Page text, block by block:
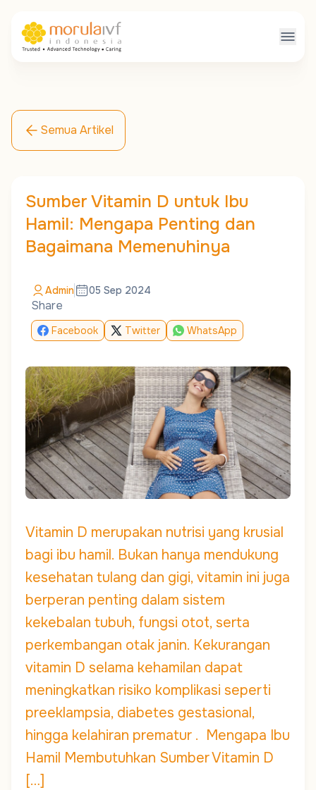
Semua Artikel
Sumber Vitamin D untuk Ibu
Hamil: Mengapa Penting dan
Bagaimana Memenuhinya
Admin 05 Sep 2024
Share
Facebook Twitter WhatsApp
Vitamin D merupakan nutrisi yang krusial
bagi ibu hamil. Bukan hanya mendukung
kesehatan tulang dan gigi, vitamin ini juga
berperan penting dalam sistem
kekebalan tubuh, fungsi otot, serta
perkembangan otak janin. Kekurangan
vitamin D selama kehamilan dapat
meningkatkan risiko komplikasi seperti
preeklampsia, diabetes gestasional,
hingga kelahiran prematur . Mengapa Ibu
Hamil Membutuhkan Sumber Vitamin D
[…]